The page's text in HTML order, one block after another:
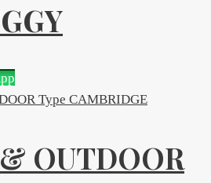
OUTDOOR